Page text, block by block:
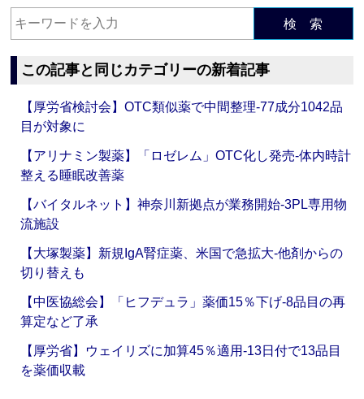
検 索
この記事と同じカテゴリーの新着記事
【厚労省検討会】OTC類似薬で中間整理‐77成分1042品
目が対象に
【アリナミン製薬】「ロゼレム」OTC化し発売‐体内時計
整える睡眠改善薬
【バイタルネット】神奈川新拠点が業務開始‐3PL専用物
流施設
【大塚製薬】新規IgA腎症薬、米国で急拡大‐他剤からの
切り替えも
【中医協総会】「ヒフデュラ」薬価15％下げ‐8品目の再
算定など了承
【厚労省】ウェイリズに加算45％適用‐13日付で13品目
を薬価収載